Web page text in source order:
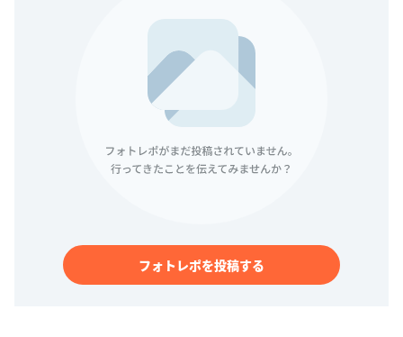
フォトレポを投稿する